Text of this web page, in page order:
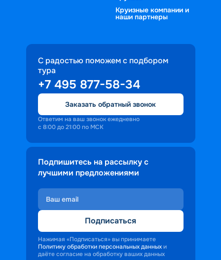
Круизные компании и
наши партнеры
С радостью поможем с подбором
тура
+7 495 877-58-34
Заказать обратный звонок
Ответим на ваш звонок ежедневно
с 8:00 до 21:00 по МСК
Подпишитесь на рассылку с
лучшими предложениями
Подписаться
Нажимая «Подписаться» вы принимаете
Политику обработки персональных данных и
даёте согласие на обработку ваших данных